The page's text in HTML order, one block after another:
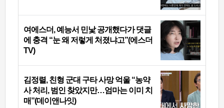
여에스더, 예능서 민낯 공개했다가 댓글
에 충격 “눈 왜 저렇게 처졌냐고”(에스더
TV)
김정렬, 친형 군대 구타 사망 억울 “농약
사 처리, 범인 찾았지만…엄마는 이미 치
매”(데이앤나잇)